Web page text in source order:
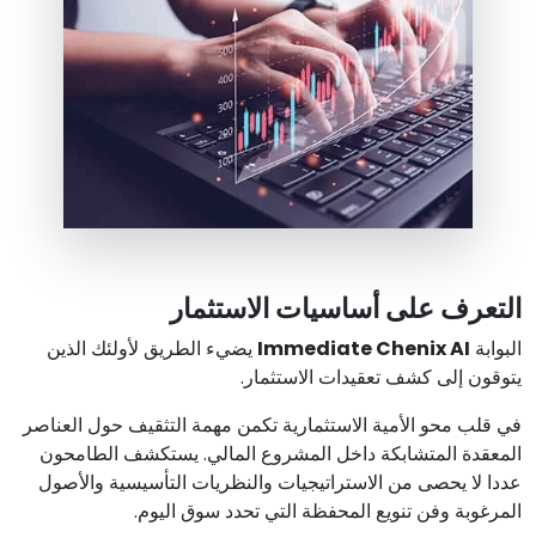
التعرف على أساسيات الاستثمار
البوابة Immediate Chenix AI يضيء الطريق لأولئك الذين
يتوقون إلى كشف تعقيدات الاستثمار.
في قلب محو الأمية الاستثمارية تكمن مهمة التثقيف حول العناصر
المعقدة المتشابكة داخل المشروع المالي. يستكشف الطامحون
عددا لا يحصى من الاستراتيجيات والنظريات التأسيسية والأصول
المرغوبة وفن تنويع المحفظة التي تحدد سوق اليوم.